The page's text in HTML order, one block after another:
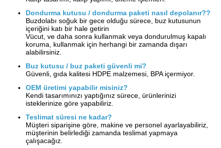
Dondurma kutusu / dondurma paketi nasıl depolanır??
Buzdolabı soğuk bir gece olduğu sürece, buz kutusunun
içeriğini katı bir hale getirin
Vücut, ve daha sonra kullanmak veya dondurulmuş kapalı
koruma, kullanmak için herhangi bir zamanda dışarı
alabilirsiniz.
Buz kutusu / buz paketi güvenli mi?
Güvenli, gıda kalitesi HDPE malzemesi, BPA içermiyor.
OEM üretimi yapabilir misiniz?
Kendi tasarımınızı yaptığınız sürece, ürünlerinizi
isteklerinize göre yapabiliriz.
Teslimat süresi ne kadar?
Müşteri siparişine göre, makine ve personel ayarlayabiliriz,
müşterinin belirlediği zamanda teslimat yapmaya
çalışacağız.